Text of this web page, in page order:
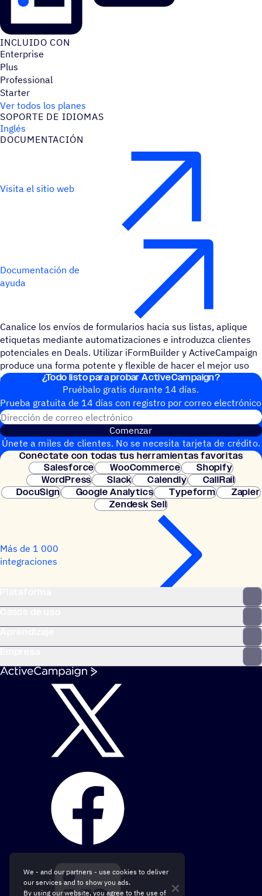
INCLUIDO CON
Enterprise
Plus
Professional
Starter
Ver todos los planes
SOPORTE DE IDIOMAS
Inglés
DOCU­MEN­TA­CIÓN
Visita el sitio web
Documentación de
ayuda
Canalice los envíos de formularios hacia sus listas, aplique
etiquetas mediante automatizaciones e introduzca clientes
potenciales en Deals. Utilizar iFormBuilder y ActiveCampaign
produce una forma potente y flexible de hacer el mejor uso
de los envíos de formularios.
¿Todo listo para probar ActiveCampaign?
Pruébalo gratis durante 14 días.
Prueba gratuita de 14 días con regis­tro por correo electrónico
Dirección de correo electrónico
Comenzar
Únete a miles de clientes. No se necesita tarjeta de crédito.
Configuración instantánea.
Conéc­tate con todas tus herramientas favoritas
Salesforce
WooCommerce
Shopify
WordPress
Slack Calendly
CallRail
DocuSign
Google Analytics Typeform
Zapier
Zendesk Sell
Más de 1 000
integraciones
We - and our partners - use cookies to deliver
our services and to show you ads.
By using our website, you agree to the use of